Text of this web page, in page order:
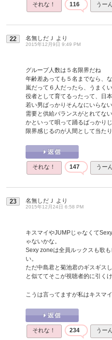
それな！ 116 うー
22 名無しだＪ より
2015年12月9日 9:49 PM
グループ人数は５名限界だね
年齢差あっても５名までなら、
嵐だって６人だったら、うまく
役者として育てるったって、日
若い男ばっかりそんなにいらない
需要と供給バランスがとれてな
かといって唄って踊るばっかり
限界感じるのが人間として当た
それな！ 147 うー
23 名無しだＪ より
2015年12月24日 6:58 PM
キスマイやJUMPじゃなくて
ゃないかな。
Sexy zoneは全員ルックスも歌
い。
ただ中島君と菊池君のギスギス
と似ててそこが視聴者的に引くけ
こうは言ってますが私はキスマ
それな！ 234 うー